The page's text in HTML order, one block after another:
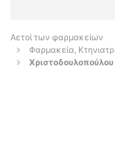
Αετοί των φαρμακείων
Φαρμακεία,